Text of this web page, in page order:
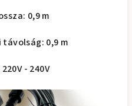
0,9 m
0,9 m
- 240V